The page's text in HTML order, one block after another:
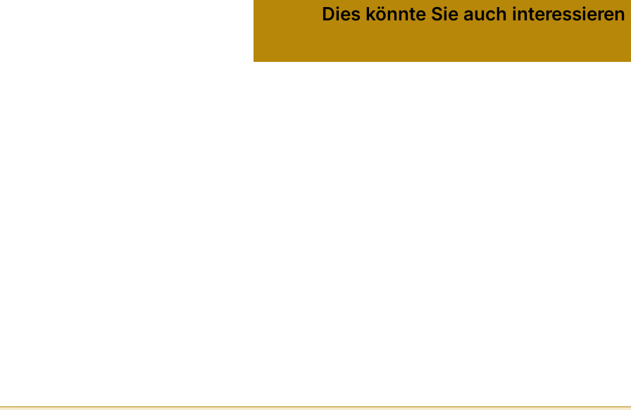
Dies könnte Sie auch interessieren